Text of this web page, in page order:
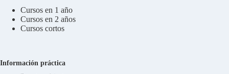
Cursos en 1 año
Cursos en 2 años
Cursos cortos
Información práctica